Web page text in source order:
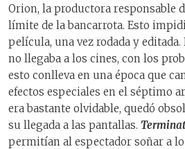
Orion, la productora responsable
límite de la bancarrota. Esto
película, una vez rodada y editada.
no llegaba a los cines, con los
esto conlleva en una época que
efectos especiales en el séptimo
era bastante olvidable, quedó
su llegada a las pantallas.
permitían al espectador soñar a